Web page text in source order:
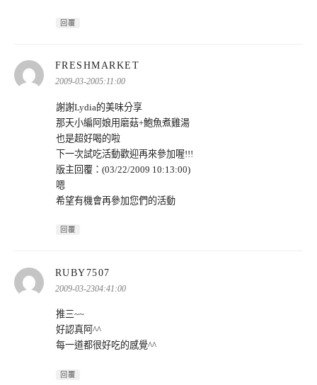
回覆
FRESHMARKET
2009-03-2005:11:00
謝謝Lydia的美味分享
那天小編阿娘用磨菇+鮑魚煮雞湯
也是超好喝的啦
下一次試吃活動歡迎再來參加喔!!!
版主回覆：(03/22/2009 10:13:00)
嗯
希望有機會再參加您們的活動
回覆
RUBY7507
示:
2009-03-2304:41:00
推三~~
好認真阿^^
每一道都很好吃的感覺^^
回覆